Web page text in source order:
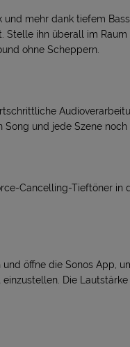
mehr dank tiefem
Stelle ihn überall im
ohne Scheppern.
und jede Szene noch
Cancelling-Tieftöner in
öffne die Sonos App,
Die